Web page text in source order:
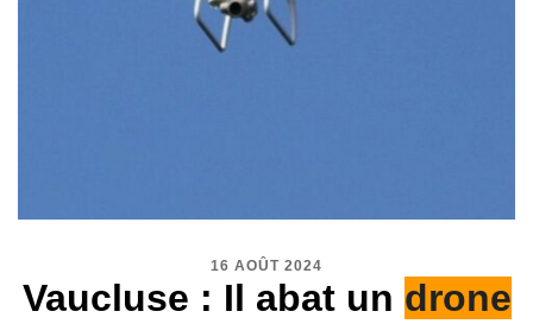
16 AOÛT 2024
Vaucluse : Il abat un drone